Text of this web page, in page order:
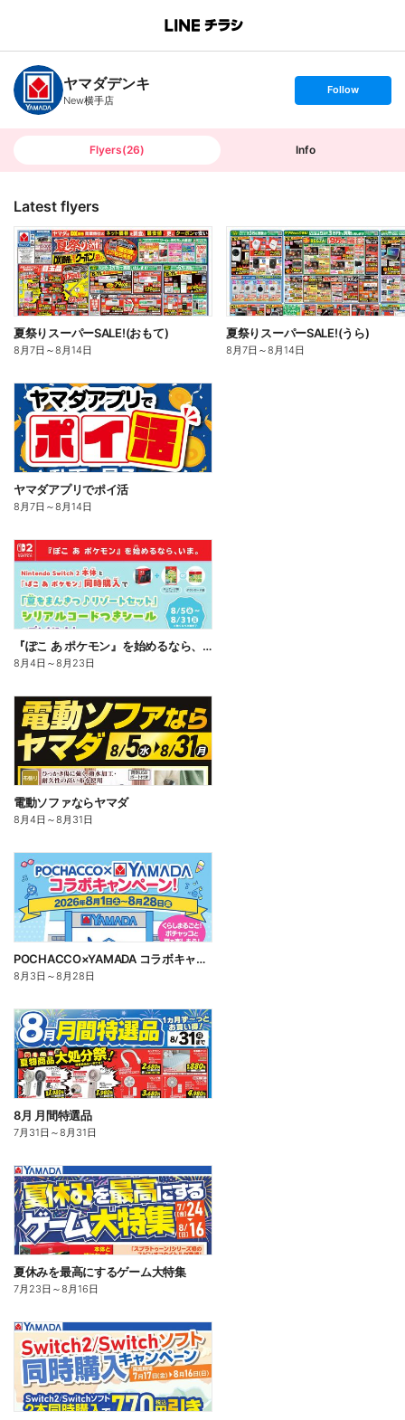
B
n
c
h
T
ヤマダデンキ
New横手店
s
t
o
Follow
Flyers(26) Info
Latest flyers
夏祭りスーパーSALE!(おもて)
8月7日 ～8月14日
夏祭りスーパーSALE!(うら)
8月7日 ～8月14日
ヤマダアプリでポイ活
8月7日 ～8月14日
『ぽこ あ ポケモン』を始めるなら、いま。
8月4日 ～8月23日
電動ソファならヤマダ
8月4日 ～8月31日
POCHACCO×YAMADA コラボキャンペーン!
8月3日 ～8月28日
8月 月間特選品
7月31日 ～8月31日
夏休みを最高にするゲーム大特集
7月23日 ～8月16日